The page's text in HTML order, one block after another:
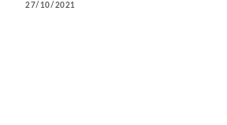
27/10/2021